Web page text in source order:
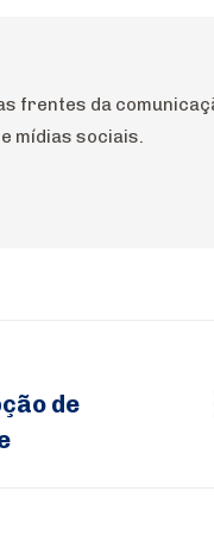
frentes da
mídias sociais.
de